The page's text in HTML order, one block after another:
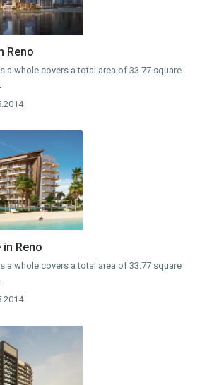
Reno
a whole covers a total area of 33.77 square
Reno
a whole covers a total area of 33.77 square